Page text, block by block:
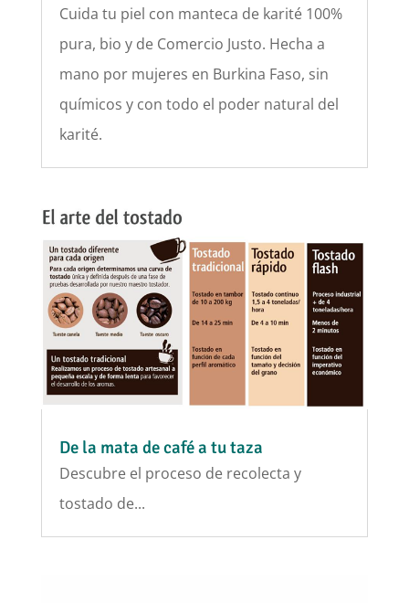
Cuida tu piel con manteca de karité 100%
pura, bio y de Comercio Justo. Hecha a
mano por mujeres en Burkina Faso, sin
químicos y con todo el poder natural del
karité.
De la mata de café a tu taza
Descubre el proceso de recolecta y
tostado de...